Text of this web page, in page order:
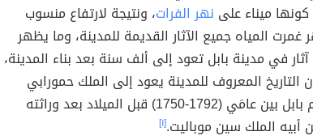
ميناء على نهر الفرات، ونتيجة لارتفاع منسوب
غمرت المياه جميع الآثار القديمة للمدينة، وما يظهر
في مدينة بابل تعود إلى ألف سنة بعد بناء المدينة،
التاريخ المعروف للمدينة يعود إلى الملك حمورابي
الذي حكم بابل بين عامَي (1792-1750) قبل الميلاد بعد وراثته
أبيه الملك سين موباليت.[١]